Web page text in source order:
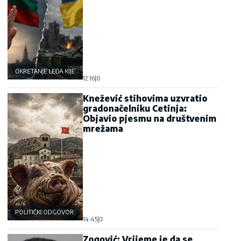
OKRETANJE LEĐA KIJEVU
12:16|0
POLITIČKI ODGOVOR
Knežević stihovima uzvratio
gradonačelniku Cetinja:
Objavio pjesmu na društvenim
mrežama
14:45|0
Zogović: Vrijeme je da se